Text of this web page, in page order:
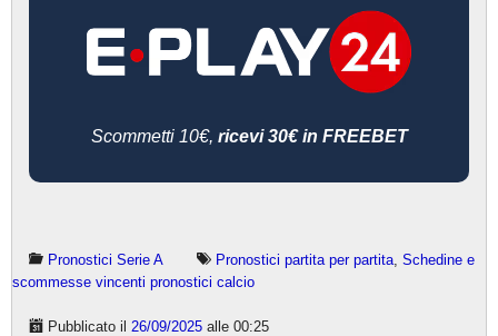
Scommetti 10€, ricevi 30€ in FREEBET
Pronostici Serie A Pronostici partita per partita Schedine e
scommesse vincenti pronostici calcio
Pubblicato il 26/09/2025 alle 00:25